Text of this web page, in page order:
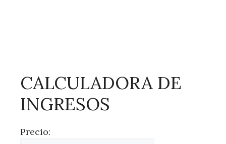
CALCULADORA DE
INGRESOS
Precio: